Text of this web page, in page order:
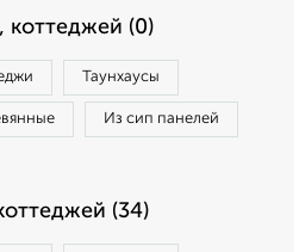
коттеджей (0)
Таунхаусы
Из сип панелей
(34)